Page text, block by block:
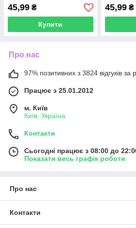
45,99 ₴
Купити
45,99₴
Про нас
97% позитивних з 3824 відгуків за
Працює з 25.01.2012
м. Київ
Київ, Україна
Контакти
Сьогодні працює з 08:00 до
Показати весь графік роботи
Про нас
Контакти